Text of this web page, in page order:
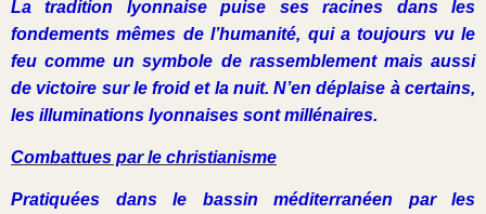
La tradition lyonnaise puise ses racines dans les
fondements mêmes de l’humanité, qui a toujours vu le
feu comme un symbole de rassemblement mais aussi
de victoire sur le froid et la nuit. N’en déplaise à certains,
les illuminations lyonnaises sont millénaires.
Combattues par le christianisme
Pratiquées dans le bassin méditerranéen par les